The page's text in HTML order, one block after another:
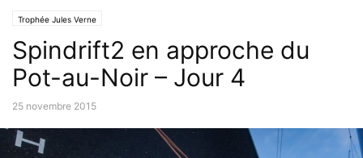
Trophée Jules Verne
Spindrift2 en approche du
Pot-au-Noir – Jour 4
25 novembre 2015